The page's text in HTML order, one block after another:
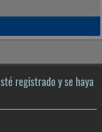
u
r
registrado y se haya